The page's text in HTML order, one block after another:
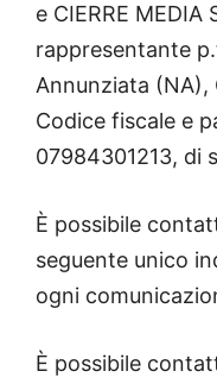
e CIERRE MEDIA
rappresentante
Annunziata (NA),
Codice fiscale e
07984301213, di
È possibile
seguente unico
ogni
È possibile